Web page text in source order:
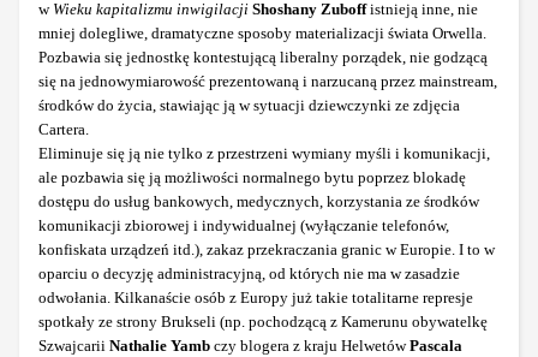
w Wieku kapitalizmu inwigilacji Shoshany Zuboffistnieją inne, nie
mniej dolegliwe, dramatyczne sposoby materializacji świata Orwella.
Pozbawia się jednostkę kontestującą liberalny porządek, nie godzącą
się na jednowymiarowość prezentowaną i narzucaną przez mainstream,
środków do życia, stawiając ją w sytuacji dziewczynki ze zdjęcia
Cartera.
Eliminuje się ją nie tylko z przestrzeni wymiany myśli i komunikacji,
ale pozbawia się ją możliwości normalnego bytu poprzez blokadę
dostępu do usług bankowych, medycznych, korzystania ze środków
komunikacji zbiorowej i indywidualnej (wyłączanie telefonów,
konfiskata urządzeń itd.), zakaz przekraczania granic w Europie. I to w
oparciu o decyzję administracyjną, od których nie ma w zasadzie
odwołania. Kilkanaście osób z Europy już takie totalitarne represje
spotkały ze strony Brukseli (np. pochodzącą z Kamerunu obywatelkę
Szwajcarii Nathalie Yamb czy blogera z kraju HelwetówPascala